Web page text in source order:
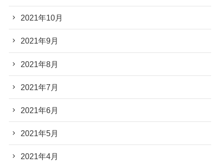
2021年10月
2021年9月
2021年8月
2021年7月
2021年6月
2021年5月
2021年4月